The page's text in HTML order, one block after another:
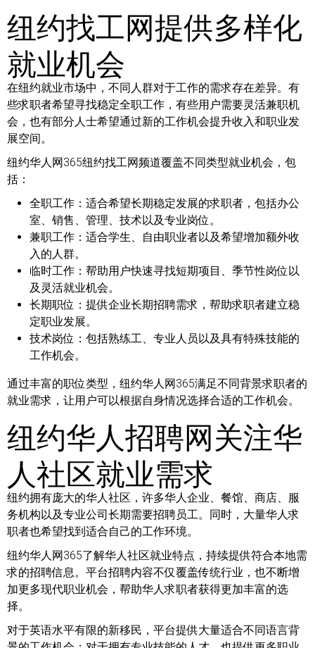
纽约找工网提供多样化
就业机会
在纽约就业市场中，不同人群对于工作的需求存在差异。有
些求职者希望寻找稳定全职工作，有些用户需要灵活兼职机
会，也有部分人士希望通过新的工作机会提升收入和职业发
展空间。
纽约华人网365纽约找工网频道覆盖不同类型就业机会，包
括：
全职工作： 适合希望长期稳定发展的求职者，包括办公
室、销售、管理、技术以及专业岗位。
兼职工作： 适合学生、自由职业者以及希望增加额外收
入的人群。
临时工作： 帮助用户快速寻找短期项目、季节性岗位以
及灵活就业机会。
长期职位： 提供企业长期招聘需求，帮助求职者建立稳
定职业发展。
技术岗位： 包括熟练工、专业人员以及具有特殊技能的
工作机会。
通过丰富的职位类型，纽约华人网365满足不同背景求职者的
就业需求，让用户可以根据自身情况选择合适的工作机会。
纽约华人招聘网关注华
人社区就业需求
纽约拥有庞大的华人社区，许多华人企业、餐馆、商店、服
务机构以及专业公司长期需要招聘员工。同时，大量华人求
职者也希望找到适合自己的工作环境。
纽约华人网365了解华人社区就业特点，持续提供符合本地需
求的招聘信息。平台招聘内容不仅覆盖传统行业，也不断增
加更多现代职业机会，帮助华人求职者获得更加丰富的选
择。
对于英语水平有限的新移民，平台提供大量适合不同语言背